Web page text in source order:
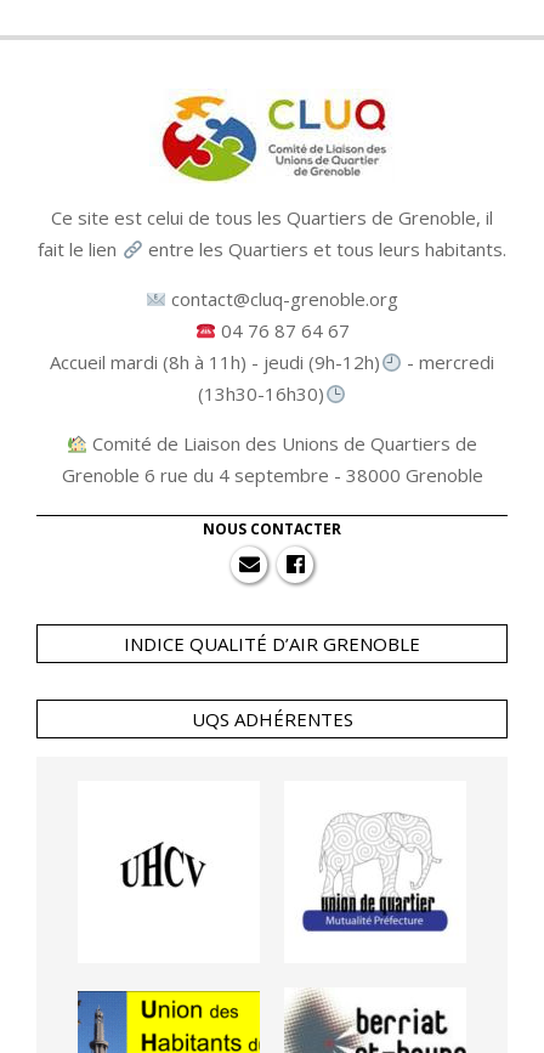
Ce site est celui de tous les Quartiers de Grenoble, il
fait le lien
entre les Quartiers et tous leurs habitants.
contact@cluq-grenoble.org
04 76 87 64 67
Accueil mardi (8h à 11h) - jeudi (9h-12h)
- mercredi
(13h30-16h30)
Comité de Liaison des Unions de Quartiers de
Grenoble 6 rue du 4 septembre - 38000 Grenoble
NOUS CONTACTER
INDICE QUALITÉ D’AIR GRENOBLE
UQS ADHÉRENTES